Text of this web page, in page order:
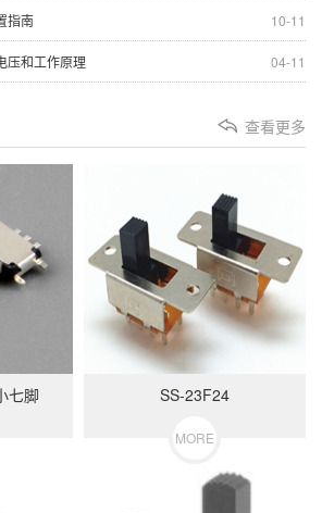
10-11
指南
04-11
压和工作原理
查看更多
七脚 SS-23F24
MORE